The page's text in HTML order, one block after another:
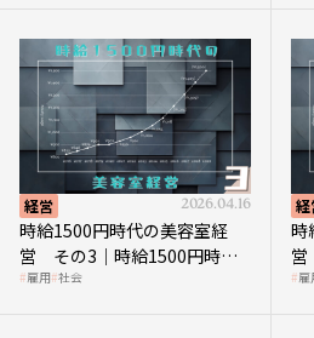
経営 2026.04.16
時給1500円時代の美容室経
営 その3｜時給1500円時
代、美容業はどのような影響
雇用 社会
経
時
に
雇